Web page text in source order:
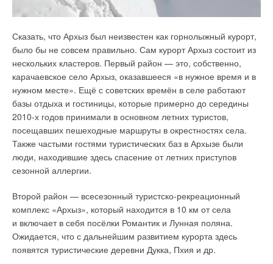
Сказать, что Архыз был неизвестен как горнолыжный курорт,
было бы не совсем правильно. Сам курорт Архыз состоит из
нескольких кластеров. Первый район — это, собственно,
карачаевское село Архыз, оказавшееся «в нужное время и в
нужном месте». Ещё с советских времён в селе работают
базы отдыха и гостиницы, которые примерно до середины
2010-х годов принимали в основном летних туристов,
посещавших пешеходные маршруты в окрестностях села.
Также частыми гостями туристических баз в Архызе были
люди, находившие здесь спасение от летних приступов
сезонной аллергии.
Второй район — всесезонный туристско-рекреационный
комплекс «Архыз», который находится в 10 км от села
и включает в себя посёлки Романтик и Лунная поляна.
Ожидается, что с дальнейшим развитием курорта здесь
появятся туристические деревни Дукка, Пхия и др.
геотермального теплового насоса GSHP 27 TR в рамках
в Окуловском районе Новгородской области. Данный проект
по праву стал «Проектом года» для De Dietrich,
удостоившись приза за первое место в одной из номинаций
на федеральном конкурсе.
8 октября 2021 года вице-премьер Правительства РФ Марат
Хуснуллин назвал победителей пятого ежегодного конкурса
«Лучшая муниципальная практика». В этом году в конкурсе
впервые могли принимать участие муниципальные округа,
а количество призовых мест было увеличено до пяти
в каждой номинации. По итогам были определены 50
От Новгородской области лучшими признаны три
муниципальные практики из Великого Новгорода,
Парфинского и Окуловского районов. За победу полагаются
призовые деньги, которые будут предоставлены в виде
котельных, по сравнению с другими типами размещения,
земельного участка. Особенно это имеет значение в крупных
городах с плотной застройкой, высокими ценами на землю
и постоянным её подорожанием. Для генерирования тепла
используется новое энергоэффективное оборудование
с высокой степенью автоматизации: котлы, теплообменники,
накопительные баки и пр. При этом тепло производится
прямо в местах потребления, что обеспечивает отсутствие
потерь при его распределении. В системе нет потерь
теплоносителя, а значит, не требуется подпитка сети
и дополнительное оборудование для этого. Система
работает в благоприятном гидравлическом режиме,
поэтому отсутствует гидростатическое давление столба воды
на котлоагрегат, трубы и арматуру. Для отвода продуктов
сгорания не требуется сооружение высоких и дорогостоящих
дымовых труб. Важна также независимость потребителей
тепла от централизованного теплоснабжения с его